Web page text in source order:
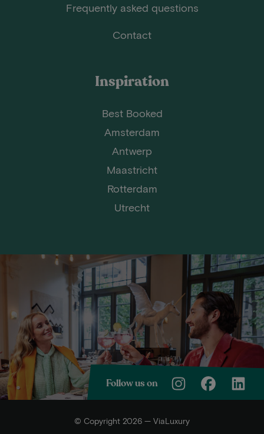
Frequently asked questions
Contact
Inspiration
Best Booked
Amsterdam
Antwerp
Maastricht
Rotterdam
Utrecht
Follow us on
© Copyright 2026 — ViaLuxury